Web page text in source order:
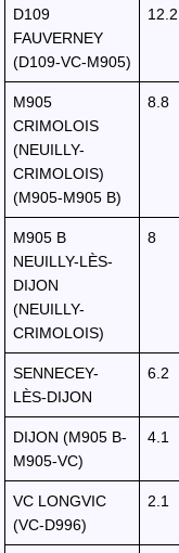
D109
FAUVERNEY
(D109-VC-M905)
12.2
M905
CRIMOLOIS
(NEUILLY-
CRIMOLOIS)
(M905-M905 B)
8.8
M905 B
NEUILLY-LÈS-
DIJON
(NEUILLY-
CRIMOLOIS)
8
SENNECEY-
LÈS-DIJON
6.2
DIJON (M905 B-
M905-VC)
4.1
VC LONGVIC
(VC-D996)
2.1